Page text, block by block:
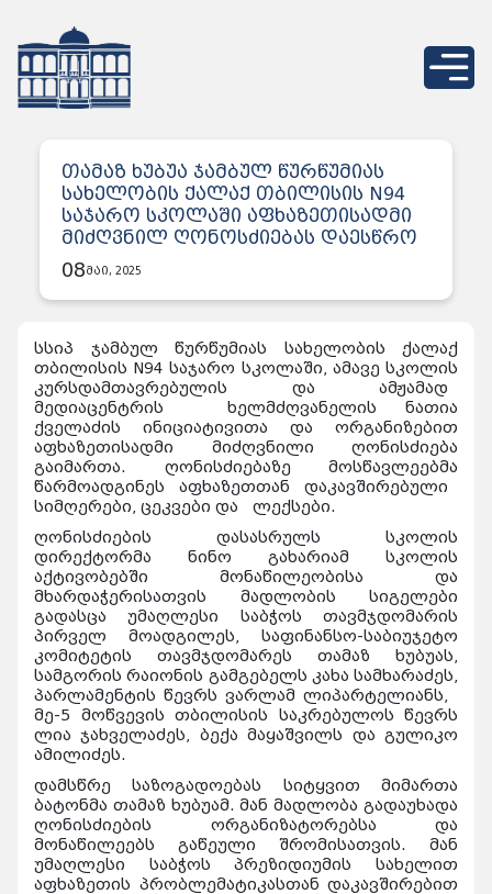
თამაზ ხუბუა ჯამბულ წურწუმიას
სახელობის ქალაქ თბილისის N94
საჯარო სკოლაში აფხაზეთისადმი
მიძღვნილ ღონოსძიებას დაესწრო
08მაი, 2025
სსიპ ჯამბულ წურწუმიას სახელობის ქალაქ
თბილისის N94 საჯარო სკოლაში, ამავე სკოლის
კურსდამთავრებულის და ამჟამად
მედიაცენტრის ხელმძღვანელის ნათია
ქველაძის ინიციატივითა და ორგანიზებით
აფხაზეთისადმი მიძღვნილი ღონისძიება
გაიმართა. ღონისძიებაზე მოსწავლეებმა
წარმოადგინეს აფხაზეთთან დაკავშირებული
სიმღერები, ცეკვები და ლექსები.
ღონისძიების დასასრულს სკოლის
დირექტორმა ნინო გახარიამ სკოლის
აქტივობებში მონაწილეობისა და
მხარდაჭერისათვის მადლობის სიგელები
გადასცა უმაღლესი საბჭოს თავმჯდომარის
პირველ მოადგილეს, საფინანსო-საბიუჯეტო
კომიტეტის თავმჯდომარეს თამაზ ხუბუას,
სამგორის რაიონის გამგებელს კახა სამხარაძეს,
პარლამენტის წევრს ვარლამ ლიპარტელიანს,
მე-5 მოწვევის თბილისის საკრებულოს წევრს
ლია ჯახველაძეს, ბექა მაყაშვილს და გულიკო
ამილიძეს.
დამსწრე საზოგადოებას სიტყვით მიმართა
ბატონმა თამაზ ხუბუამ. მან მადლობა გადაუხადა
ღონისძიების ორგანიზატორებსა და
მონაწილეებს გაწეული შრომისათვის. მან
უმაღლესი საბჭოს პრეზიდიუმის სახელით
აფხაზეთის პრობლემატიკასთან დაკავშირებით